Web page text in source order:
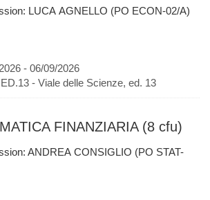
LUCA AGNELLO (PO ECON-02/A)
- 06/09/2026
- Viale delle Scienze, ed. 13
FINANZIARIA (8 cfu)
ANDREA CONSIGLIO (PO STAT-